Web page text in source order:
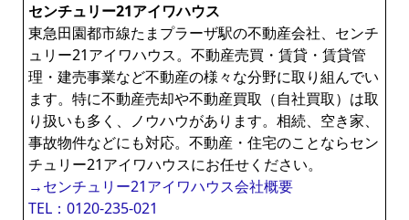
センチュリー21アイワハウス
東急田園都市線たまプラーザ駅の不動産会社、センチ
ュリー21アイワハウス。不動産売買・賃貸・賃貸管
理・建売事業など不動産の様々な分野に取り組んでい
ます。特に不動産売却や不動産買取（自社買取）は取
り扱いも多く、ノウハウがあります。相続、空き家、
事故物件などにも対応。不動産・住宅のことならセン
チュリー21アイワハウスにお任せください。
→センチュリー21アイワハウス会社概要
TEL：0120-235-021